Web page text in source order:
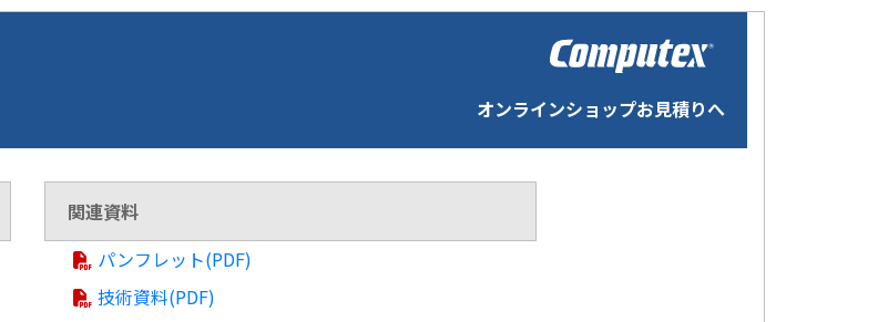
オンラインショップお見積りへ
関連資料
パンフレット(PDF)
技術資料(PDF)